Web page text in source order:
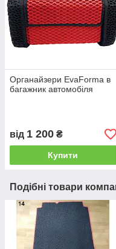
Органайзери EvaForma в
багажник автомобіля
від 1 200 ₴
Купити
Подібні товари